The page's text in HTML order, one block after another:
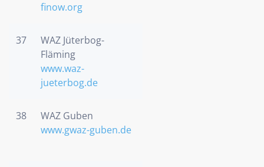
finow.org
37
WAZ Jüterbog-
Fläming
www.waz-
jueterbog.de
38
WAZ Guben
www.gwaz-guben.de